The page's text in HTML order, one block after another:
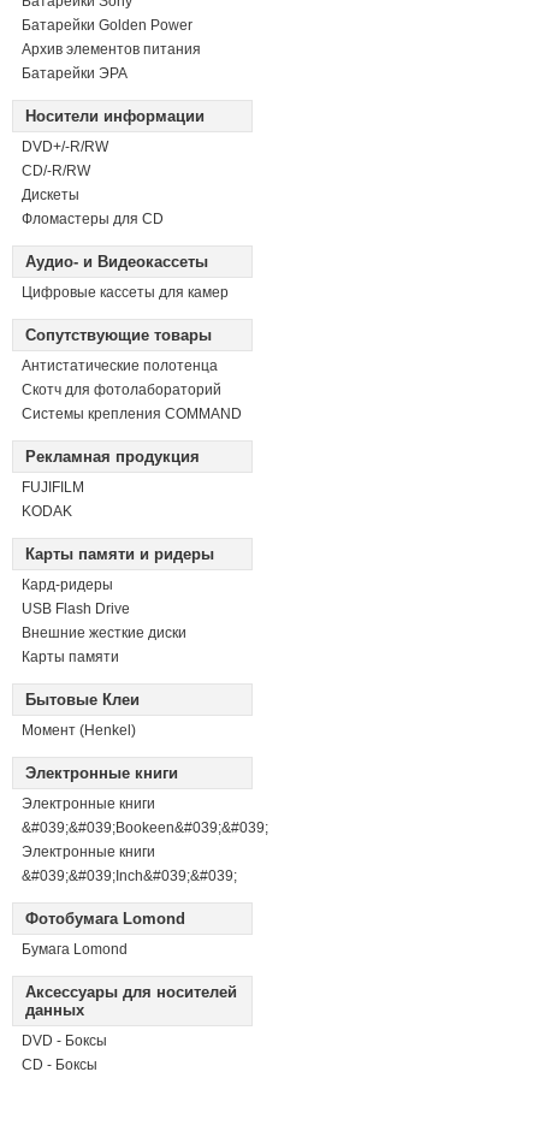
Батарейки Golden Power
Архив элементов питания
Батарейки ЭРА
Носители информации
DVD+/-R/RW
СD/-R/RW
Дискеты
Фломастеры для CD
Аудио- и Видеокассеты
Цифровые кассеты для камер
Сопутствующие товары
Антистатические полотенца
Скотч для фотолабораторий
Системы крепления COMMAND
Рекламная продукция
FUJIFILM
KODAK
Карты памяти и ридеры
Кард-ридеры
USB Flash Drive
Внешние жесткие диски
Карты памяти
Бытовые Клеи
Момент (Henkel)
Электронные книги
Электронные книги
&#039;&#039;Bookeen&#039;&#039;
Электронные книги
&#039;&#039;Inch&#039;&#039;
Фотобумага Lomond
Бумага Lomond
Аксессуары для носителей
данных
DVD - Боксы
CD - Боксы